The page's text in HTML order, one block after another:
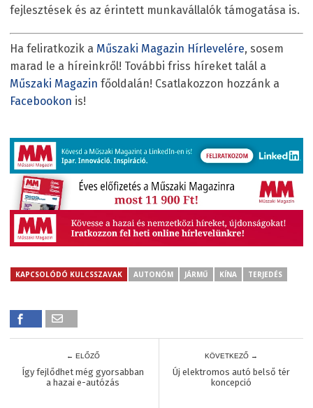
fejlesztések és az érintett munkavállalók támogatása is.
Ha feliratkozik a Műszaki Magazin Hírlevelére, sosem
marad le a híreinkről! További friss híreket talál a
Műszaki Magazin főoldalán! Csatlakozzon hozzánk a
Facebookon is!
KAPCSOLÓDÓ KULCSSZAVAK AUTONÓM JÁRMŰ KÍNA TERJEDÉS
← ELŐZŐ
Így fejlődhet még gyorsabban
a hazai e-autózás
KÖVETKEZŐ →
Új elektromos autó belső tér
koncepció